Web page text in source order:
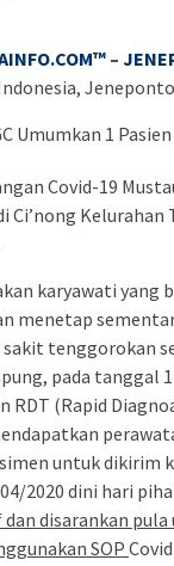
–
Covid-19
Ci’nong
karyawati yang
menetap
sakit tenggorokan
pada tanggal
RDT (Rapid
untuk dikirim
2020 dini hari
disarankan
SOP